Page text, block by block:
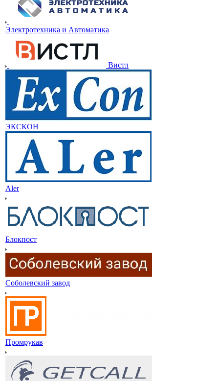
Электротехника и Автоматика
Вистл
ЭКСКОН
Aler
Блокпост
Соболевский завод
Промрукав